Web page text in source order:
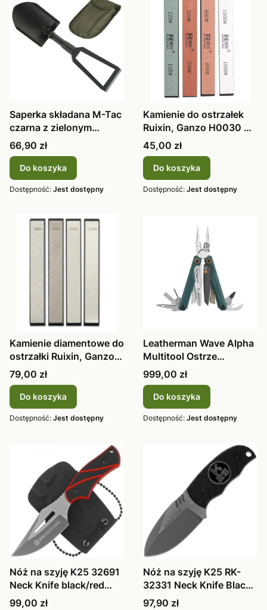
Saperka składana M-Tac
czarna z zielonym
pokrowcem
Cena
66,90 zł
Do koszyka
Dostępność: Jest dostępny
Kamienie do ostrzałek
Ruixin, Ganzo H0030 4
szt
Cena
45,00 zł
Do koszyka
Dostępność: Jest dostępny
Kamienie diamentowe do
ostrzałki Ruixin, Ganzo
H00
Cena
79,00 zł
Do koszyka
Dostępność: Jest dostępny
Leatherman Wave Alpha
Multitool Ostrze
MagnaCut No
Cena
999,00 zł
Do koszyka
Dostępność: Jest dostępny
Nóż na szyję K25 32691
Neck Knife black/red
titani
Cena
99,00 zł
Nóż na szyję K25 RK-
32331 Neck Knife Black
G10, Ti
Cena
97,90 zł